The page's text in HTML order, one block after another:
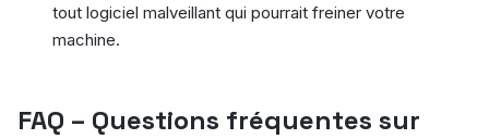
tout logiciel malveillant qui pourrait freiner votre
machine.
FAQ – Questions fréquentes sur